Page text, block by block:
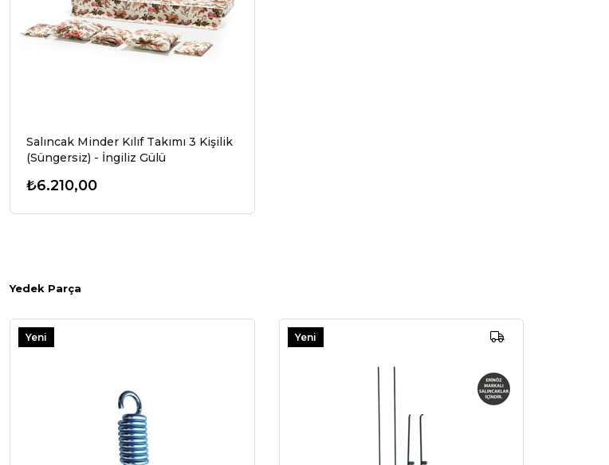
Salıncak Minder Kılıf Takımı 3 Kişilik
(Süngersiz) - İngiliz Gülü
₺6.210,00
Yedek Parça
Yeni
Yeni